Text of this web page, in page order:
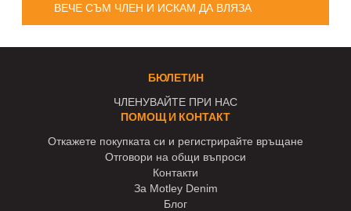
ВЕЧЕ СЪМ ЧЛЕН И ИСКАМ ДА ВЛЯЗА
БЮЛЕТИН
ЧЛЕНУВАЙТЕ ПРИ НАС
ПОМОЩ И КОНТАКТ
Откажете покупката си и регистрирайте връщане
Отговори на общи въпроси
Контакти
За Motley Denim
Блог